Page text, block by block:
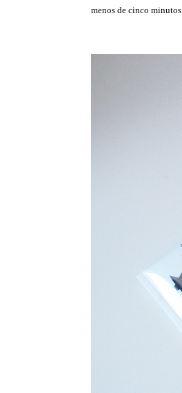
menos de cinco minutos.